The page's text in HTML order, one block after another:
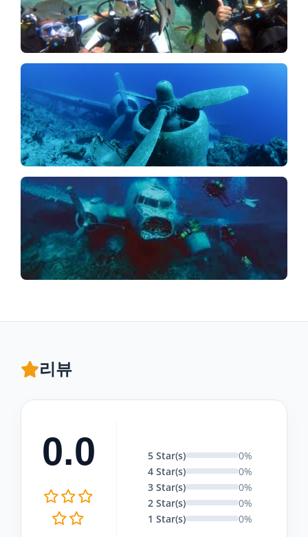
리뷰
0.0 5 Star(s)
0%
4 Star(s)
0%
3 Star(s)
0%
2 Star(s)
0%
1 Star(s)
0%